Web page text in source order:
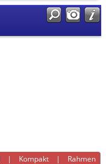
| Kompakt | Rahmen